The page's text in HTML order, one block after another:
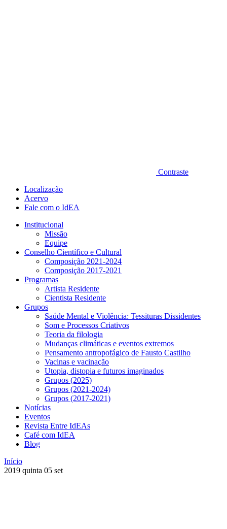
Contraste
Localização
Acervo
Fale com o IdEA
Institucional
Missão
Equipe
Conselho Científico e Cultural
Composição 2021-2024
Composição 2017-2021
Programas
Artista Residente
Cientista Residente
Grupos
Saúde Mental e Violência: Tessituras Dissidentes
Som e Processos Criativos
Teoria da filologia
Mudanças climáticas e eventos extremos
Pensamento antropofágico de Fausto Castilho
Vacinas e vacinação
Utopia, distopia e futuros imaginados
Grupos (2025)
Grupos (2021-2024)
Grupos (2017-2021)
Notícias
Eventos
Revista Entre IdEAs
Café com IdEA
Blog
Início
2019 quinta 05 set